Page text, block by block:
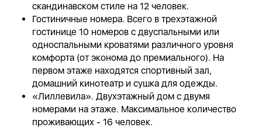
скандинавском стиле на 12 человек.
Гостиничные номера. Всего в трехэтажной
гостинице 10 номеров с двуспальными или
односпальными кроватями различного уровня
комфорта (от эконома до премиального). На
первом этаже находятся спортивный зал,
домашний кинотеатр и сушка для одежды.
«Лиллевила». Двухэтажный дом с двумя
номерами на этаже. Максимальное количество
проживающих - 16 человек.